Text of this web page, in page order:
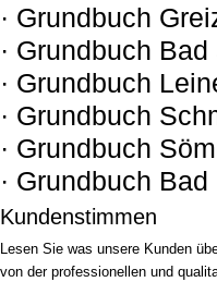
· Grundbuch
· Grundbuch
· Grundbuch
· Grundbuch
· Grundbuch
· Grundbuch
Kundenstimmen
Lesen Sie was unsere Kunden
von der professionellen und